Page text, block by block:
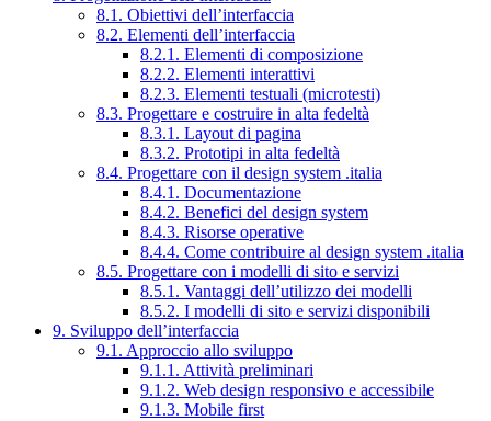
8.1. Obiettivi dell’interfaccia
8.2. Elementi dell’interfaccia
8.2.1. Elementi di composizione
8.2.2. Elementi interattivi
8.2.3. Elementi testuali (microtesti)
8.3. Progettare e costruire in alta fedeltà
8.3.1. Layout di pagina
8.3.2. Prototipi in alta fedeltà
8.4. Progettare con il design system .italia
8.4.1. Documentazione
8.4.2. Benefici del design system
8.4.3. Risorse operative
8.4.4. Come contribuire al design system .italia
8.5. Progettare con i modelli di sito e servizi
8.5.1. Vantaggi dell’utilizzo dei modelli
8.5.2. I modelli di sito e servizi disponibili
9. Sviluppo dell’interfaccia
9.1. Approccio allo sviluppo
9.1.1. Attività preliminari
9.1.2. Web design responsivo e accessibile
9.1.3. Mobile first